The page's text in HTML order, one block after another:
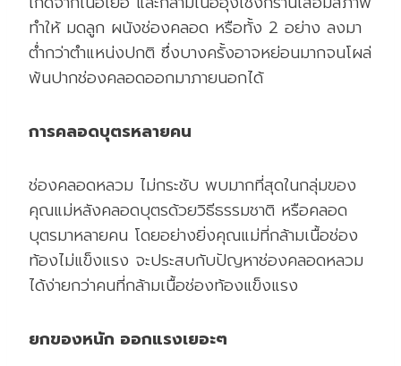
ทำให้ มดลูก ผนังช่องคลอด หรือทั้ง 2 อย่าง ลงมา
ต่ำกว่าตำแหน่งปกติ ซึ่งบางครั้งอาจหย่อนมากจนโผล่
พ้นปากช่องคลอดออกมาภายนอกได้
การคลอดบุตรหลายคน
ช่องคลอดหลวม ไม่กระชับ พบมากที่สุดในกลุ่มของ
คุณแม่หลังคลอดบุตรด้วยวิธีธรรมชาติ หรือคลอด
บุตรมาหลายคน โดยอย่างยิ่งคุณแม่ที่กล้ามเนื้อช่อง
ท้องไม่แข็งแรง จะประสบกับปัญหาช่องคลอดหลวม
ได้ง่ายกว่าคนที่กล้ามเนื้อช่องท้องแข็งแรง
ยกของหนัก ออกแรงเยอะๆ